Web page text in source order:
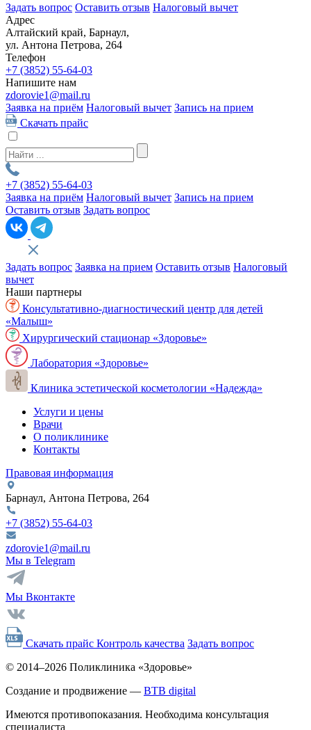
Задать вопрос Оставить отзыв Налоговый вычет
Адрес
Алтайский край, Барнаул,
ул. Антона Петрова, 264
Телефон
+7 (3852) 55-64-03
Напишите нам
zdorovie1@mail.ru
Заявка на приём Налоговый вычет Запись на прием
Скачать прайс
+7 (3852) 55-64-03
Заявка на приём Налоговый вычет Запись на прием
Оставить отзыв Задать вопрос
Задать вопрос Заявка на прием Оставить отзыв Налоговый
вычет
Наши партнеры
Консультативно-диагностический центр для детей
«Малыш»
Хирургический стационар «Здоровье»
Лаборатория «Здоровье»
Клиника эстетической косметологии «Надежда»
Услуги и цены
Врачи
О поликлинике
Контакты
Правовая информация
Барнаул, Антона Петрова, 264
+7 (3852) 55-64-03
zdorovie1@mail.ru
Мы в Telegram
Мы Вконтакте
Скачать прайс Контроль качества Задать вопрос
© 2014–2026 Поликлиника «Здоровье»
Создание и продвижение — BTB digital
Имеются противопоказания. Необходима консультация
специалиста